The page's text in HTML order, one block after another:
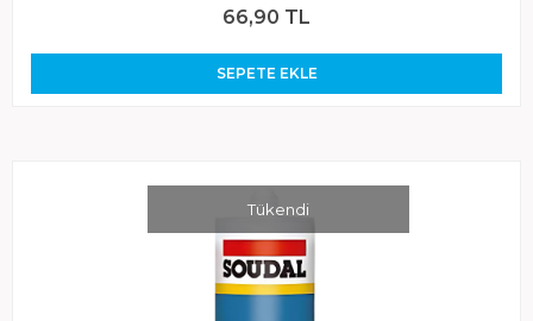
66,90 TL
SEPETE EKLE
Tükendi